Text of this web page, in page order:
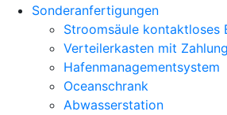
Sonderanfertigungen
Stroomsäule kontaktloses
Verteilerkasten mit
Hafenmanagementsystem
Oceanschrank
Abwasserstation